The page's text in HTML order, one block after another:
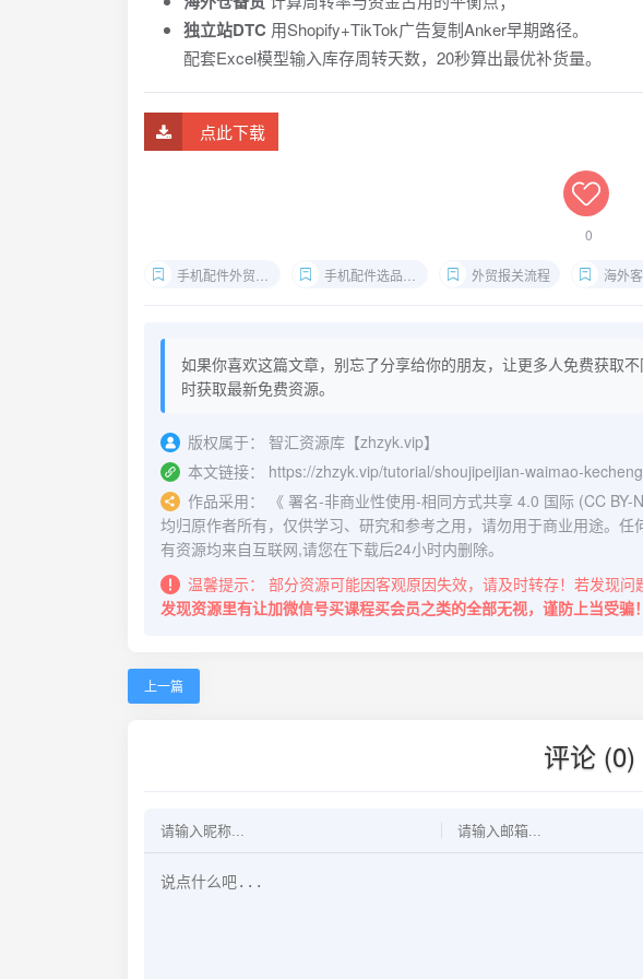
独立站DTC 用Shopify+TikTok广告复制Anker早期路径。
配套Excel模型输入库存周转天数，20秒算出最优补货量。
点此下载
0
手机配件外贸课程 手机配件选品技巧 外贸报关流程 海外客
如果你喜欢这篇文章，别忘了分享给你的朋友，让更多人免费获取
时获取最新免费资源。
版权属于：
智汇资源库【zhzyk.vip】
本文链接：
https://zhzyk.vip/tutorial/shoujipeijian-waimao-
作品采用：
《 署名-非商业性使用-相同方式共享 4.0 国际 (CC BY-
均归原作者所有，仅供学习、研究和参考之用，请勿用于商业用途。
有资源均来自互联网,请您在下载后24小时内删除。
温馨提示：
部分资源可能因客观原因失效，请及时转存！若发现问
发现资源里有让加微信号买课程买会员之类的全部无视，谨防上当受骗！
上一篇
评论 (0)